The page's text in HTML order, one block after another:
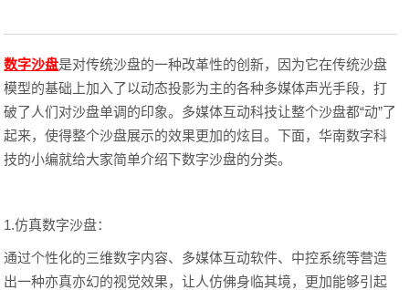
数字沙盘是对传统沙盘的一种改革性的创新，因为它在传统沙盘
模型的基础上加入了以动态投影为主的各种多媒体声光手段，打
破了人们对沙盘单调的印象。多媒体互动科技让整个沙盘都“动”了
起来，使得整个沙盘展示的效果更加的炫目。下面，华南数字科
技的小编就给大家简单介绍下数字沙盘的分类。
1.仿真数字沙盘：
通过个性化的三维数字内容、多媒体互动软件、中控系统等营造
出一种亦真亦幻的视觉效果，让人仿佛身临其境，更加能够引起